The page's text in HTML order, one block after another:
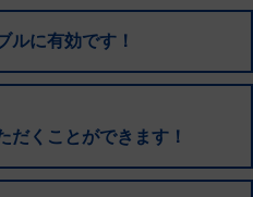
ルに有効です！
だくことができます！